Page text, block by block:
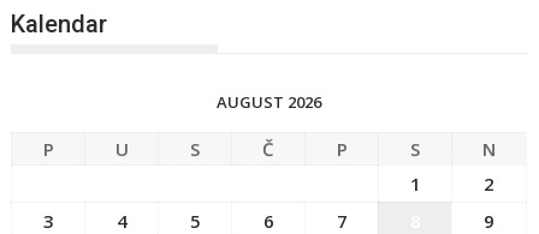
Kalendar
AUGUST 2026
P U S Č P S
N
1
2
3
4 5 6 7
9